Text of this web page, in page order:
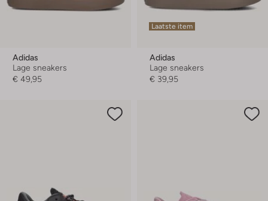
Adidas
Lage sneakers
€ 49,95
Laatste item
Adidas
Lage sneakers
€ 39,95